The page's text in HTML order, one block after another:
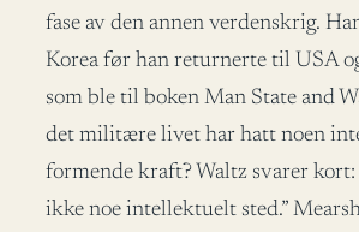
fase av den annen verdenskrig.
Korea før han returnerte til USA
som ble til boken Man State and
det militære livet har hatt noen
formende kraft? Waltz svarer
ikke noe intellektuelt sted.”